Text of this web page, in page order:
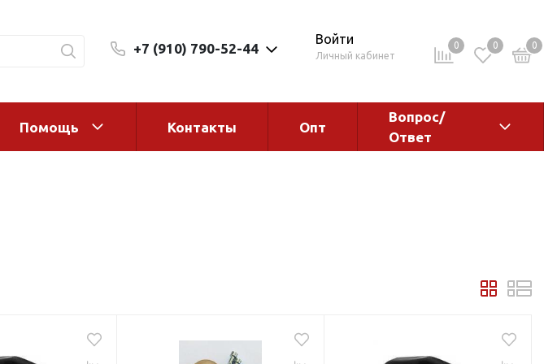
+7 (910) 790-52-44
Войти
Личный кабинет
0 0 0
Магистральные фильтры
Помощь Контакты Опт
Вопрос/
Ответ